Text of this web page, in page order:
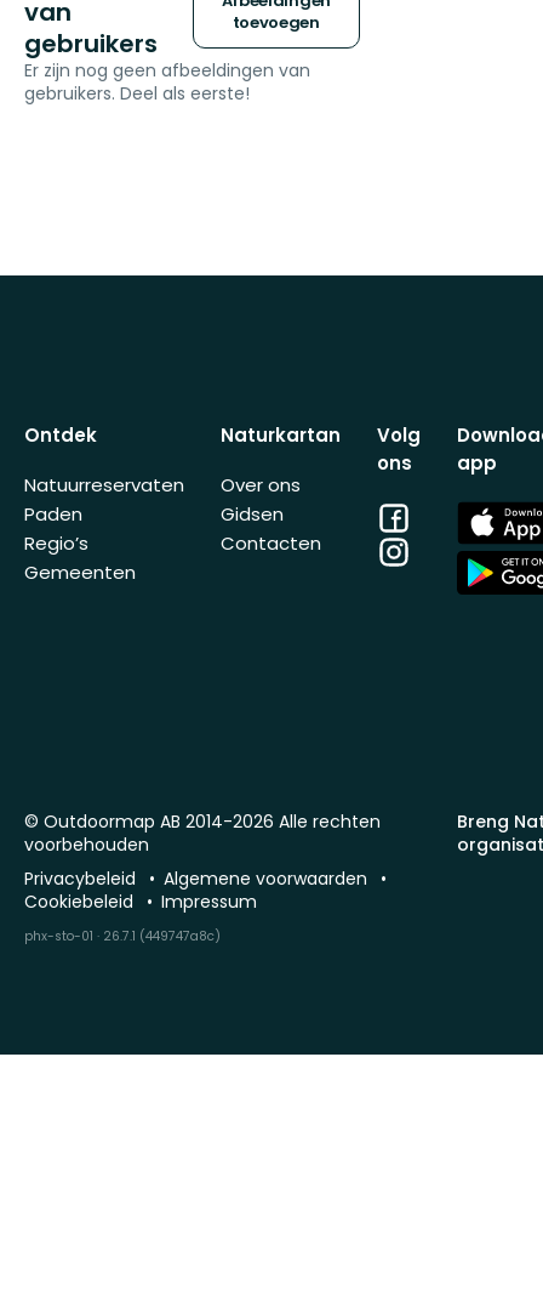
van
gebruikers
toevoegen
Er zijn nog geen afbeeldingen van
gebruikers. Deel als eerste!
Ontdek
Natuurreservaten
Paden
Regio’s
Gemeenten
Naturkartan
Over ons
Gidsen
Contacten
Volg
ons
Facebook
Instagram
app
App
Store
App
Store
Breng
© Outdoormap AB 2014-2026 Alle rechten
voorbehouden
Privacybeleid
Algemene voorwaarden
Cookiebeleid
Impressum
phx-sto-01 · 26.7.1 (449747a8c)